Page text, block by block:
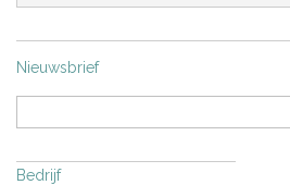
Nieuwsbrief
Bedrijf